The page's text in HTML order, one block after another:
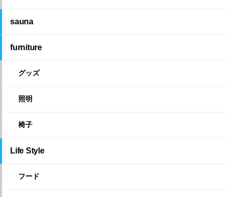
sauna
furniture
グッズ
照明
椅子
Life Style
フード